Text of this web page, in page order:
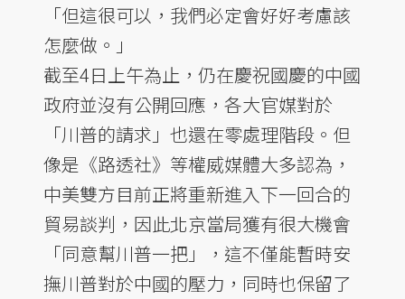
「但這很可以，我們必定會好好考慮該
怎麼做。」
截至4日上午為止，仍在慶祝國慶的中國
政府並沒有公開回應，各大官媒對於
「川普的請求」也還在零處理階段。但
像是《路透社》等權威媒體大多認為，
中美雙方目前正將重新進入下一回合的
貿易談判，因此北京當局獲有很大機會
「同意幫川普一把」，這不僅能暫時安
撫川普對於中國的壓力，同時也保留了